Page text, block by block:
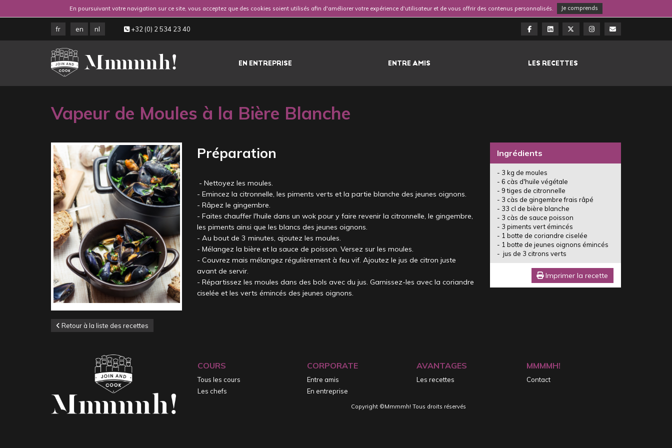
En poursuivant votre navigation sur ce site, vous acceptez que des cookies soient utilisés afin d'améliorer votre expérience d'utilisateur et de vous offrir des contenus personnalisés. Je comprends
fr en nl +32 (0) 2 534 23 40
EN ENTREPRISE ENTRE AMIS LES RECETTES
Vapeur de Moules à la Bière Blanche
Préparation
- Nettoyez les moules.
- Emincez la citronnelle, les piments verts et la partie blanche des jeunes oignons.
- Râpez le gingembre.
- Faites chauffer l'huile dans un wok pour y faire revenir la citronnelle, le gingembre,
les piments ainsi que les blancs des jeunes oignons.
- Au bout de 3 minutes, ajoutez les moules.
- Mélangez la bière et la sauce de poisson. Versez sur les moules.
- Couvrez mais mélangez régulièrement à feu vif. Ajoutez le jus de citron juste
avant de servir.
- Répartissez les moules dans des bols avec du jus. Garnissez-les avec la coriandre
ciselée et les verts émincés des jeunes oignons.
Ingrédients
- 3 kg de moules
- 6 càs d'huile végétale
- 9 tiges de citronnelle
- 3 càs de gingembre frais râpé
- 33 cl de bière blanche
- 3 càs de sauce poisson
- 3 piments vert émincés
- 1 botte de coriandre ciselée
- 1 botte de jeunes oignons émincés
- jus de 3 citrons verts
Imprimer la recette
Retour à la liste des recettes
COURS
Tous les cours
Les chefs
CORPORATE
Entre amis
En entreprise
AVANTAGES
Les recettes
MMMMH!
Contact
Copyright ©Mmmmh! Tous droits réservés